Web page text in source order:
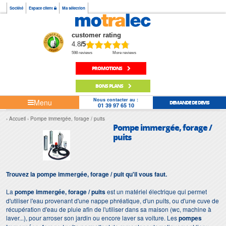
Société Espace client Ma sélection
customer rating
4.8/5
598 reviews More reviews
PROMOTIONS
BONS PLANS
Menu Nous contacter au :
01 39 97 65 10 DEMANDE DE DEVIS
Accueil Pompe immergée, forage / puits
Pompe immergée, forage /
puits
Trouvez la pompe immergée, forage / puit qu'il vous faut.
La pompe immergée,forage / puitsest un matériel électrique qui permet
d'utiliser l'eau provenant d'une nappe phréatique, d'un puits, ou d'une cuve de
récupération d'eau de pluie afin de l'utiliser dans sa maison (wc, machine à
laver...), pour arroser son jardin ou encore laver sa voiture. Lespompes